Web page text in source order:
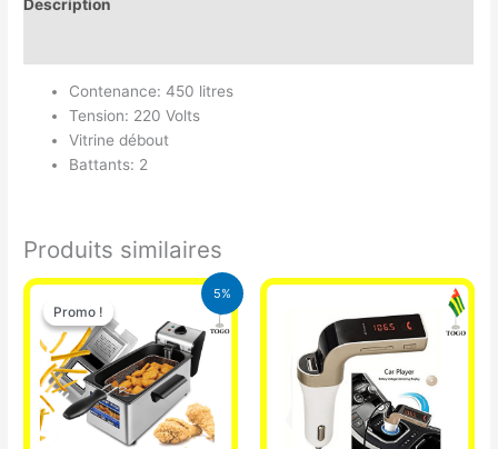
Description
Contenance: 450 litres
Tension: 220 Volts
Vitrine débout
Battants: 2
Produits similaires
5%
Promo !
Promo !
Le
initial
était :
39.000 CFA.
Le
prix
actuel
est :
37.000 CFA.